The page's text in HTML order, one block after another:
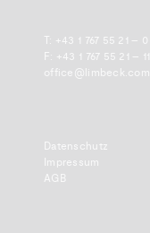
T: +43 1 767 55 21 – 0
F: +43 1 767 55 21 – 11
office@limbeck.com
Datenschutz
Impressum
AGB